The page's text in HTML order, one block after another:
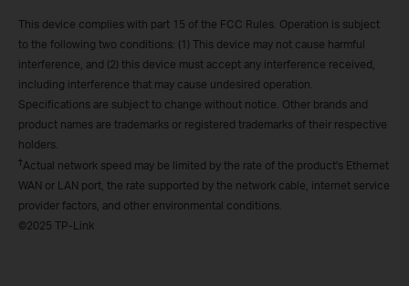
This device complies with part 15 of the FCC Rules. Operation is subject
to the following two conditions: (1) This device may not cause harmful
interference, and (2) this device must accept any interference received,
including interference that may cause undesired operation.
Specifications are subject to change without notice. Other brands and
product names are trademarks or registered trademarks of their respective
holders.
†Actual network speed may be limited by the rate of the product's Ethernet
WAN or LAN port, the rate supported by the network cable, internet service
provider factors, and other environmental conditions.
©2025 TP-Link